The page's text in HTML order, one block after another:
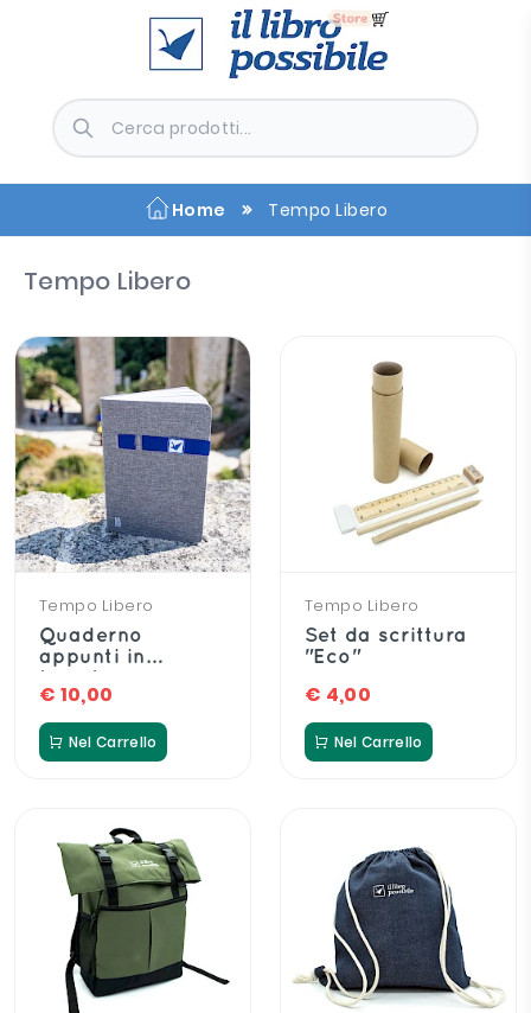
Home Tempo Libero
Tempo Libero
Tempo Libero
Quaderno
appunti in
€ 10,00
Nel Carrello
Tempo Libero
Set da scrittura
"Eco"
€ 4,00
Nel Carrello